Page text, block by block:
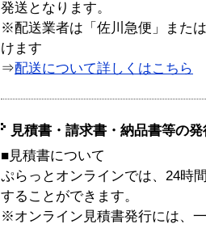
発送となります。
※配送業者は「佐川急便」また
けます
⇒配送について詳しくはこちら
見積書・請求書・納品書等の
■見積書について
ぷらっとオンラインでは、24時
することができます。
※オンライン見積書発行には、